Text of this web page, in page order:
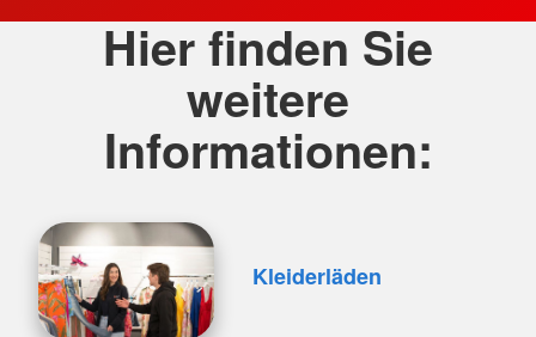
Hier finden Sie
weitere
Informationen:
Kleiderläden